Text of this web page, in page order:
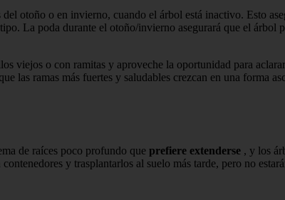
otoño o en invierno, cuando el árbol está inactivo. Esto
La poda durante el otoño/invierno asegurará que el árbol
viejos o con ramitas y aproveche la oportunidad para
las ramas más fuertes y saludables crezcan en una forma
de raíces poco profundo que prefiere extenderse , y los
y trasplantarlos al suelo más tarde, pero no